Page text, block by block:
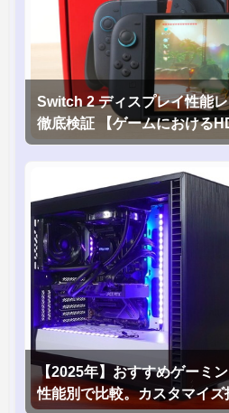
Switch 2 ディスプレイ性能
徹底検証 【ゲームにおける
1台！】
【2025年】おすすめゲーミ
性能別で比較。カスタマイズ